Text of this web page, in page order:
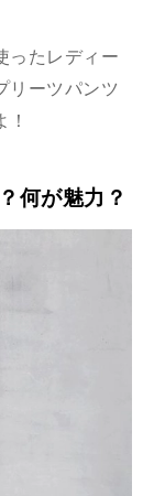
ったレディー
リーツパンツ
何が魅力？